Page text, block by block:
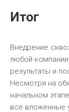
Итог
Внедрение
любой
результаты и
Несмотря на
начальном
все вложенные